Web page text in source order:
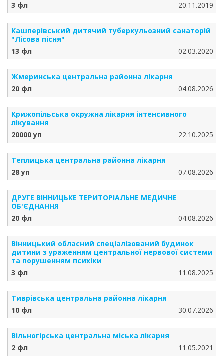
3 фл
20.11.2019
Кашперівський дитячий туберкульозний санаторій
"Лісова пісня"
13 фл
02.03.2020
Жмеринська центральна районна лікарня
20 фл
04.08.2026
Крижопільська окружна лікарня інтенсивного
лікування
20000 уп
22.10.2025
Теплицька центральна районна лікарня
28 уп
07.08.2026
ДРУГЕ ВІННИЦЬКЕ ТЕРИТОРІАЛЬНЕ МЕДИЧНЕ
ОБ'ЄДНАННЯ
20 фл
04.08.2026
Вінницький обласний спеціалізований будинок
дитини з ураженням центральної нервової системи
та порушенням психіки
3 фл
11.08.2025
Тиврівська центральна районна лікарня
10 фл
30.07.2026
Вільногірська центральна міська лікарня
2 фл
11.05.2021